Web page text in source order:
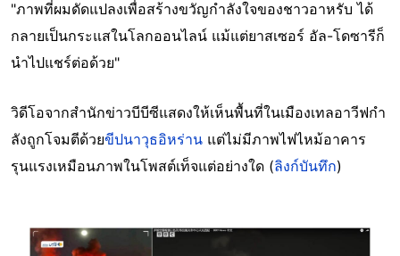
"ภาพที่ผมดัดแปลงเพื่อสร้างขวัญกำลังใจของชาวอาหรับ ได้
กลายเป็นกระแสในโลกออนไลน์ แม้แต่ยาสเซอร์ อัล-โดซารีก็
นำไปแชร์ต่อด้วย"
วิดีโอจากสำนักข่าวบีบีซีแสดงให้เห็นพื้นที่ในเมืองเทลอาวีฟกำ
ลังถูกโจมตีด้วยขีปนาวุธอิหร่าน แต่ไม่มีภาพไฟไหม้อาคาร
รุนแรงเหมือนภาพในโพสต์เท็จแต่อย่างใด (ลิงก์บันทึก)
Image